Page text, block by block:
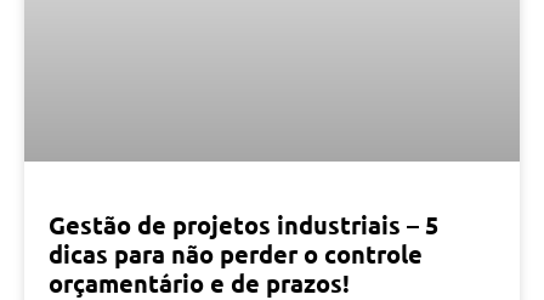
Gestão de projetos industriais – 5
dicas para não perder o controle
orçamentário e de prazos!